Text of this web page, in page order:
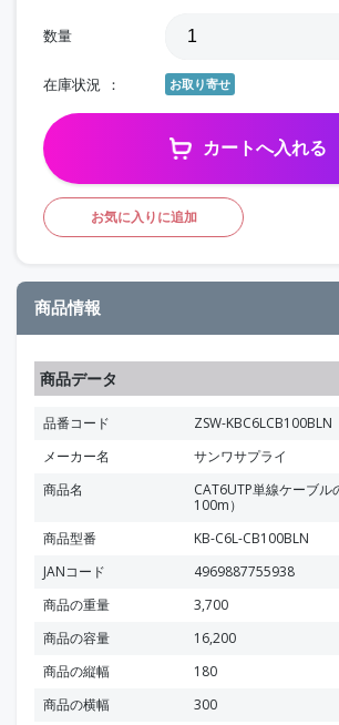
数量
在庫状況 お取り寄せ
カートへ入れる
お気に入りに追加
商品情報
商品データ
品番コード
ZSW-KBC6LCB100BLN
メーカー名
サンワサプライ
商品名
CAT6UTP単線ケーブル
100m）
商品型番
KB-C6L-CB100BLN
JANコード
4969887755938
商品の重量
3,700
商品の容量
16,200
商品の縦幅
180
商品の横幅
300